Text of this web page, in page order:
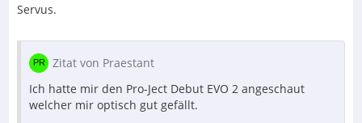
Servus.
Zitat von Praestant
Ich hatte mir den Pro-Ject Debut EVO 2 angeschaut
welcher mir optisch gut gefällt.